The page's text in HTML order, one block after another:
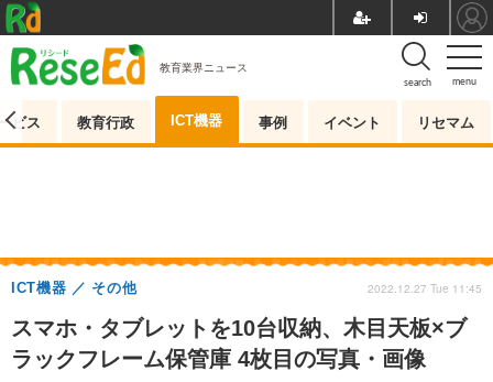
menu
search
教育業界ニュース
ビス 教育行政 ICT機器 事例 イベント リセマム
スマホ・タブレットを10台収納、木目天板×ブ
ラックフレーム保管庫 4枚目の写真・画像
ICT機器 その他 2022.12.27 Tue 11:45